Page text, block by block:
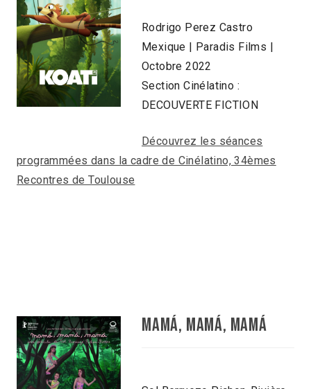
Rodrigo Perez Castro
Mexique | Paradis Films |
Octobre 2022
Section Cinélatino :
DECOUVERTE FICTION
Découvrez les séances
programmées dans la cadre de Cinélatino, 34èmes
Recontres de Toulouse
MAMÁ, MAMÁ, MAMÁ